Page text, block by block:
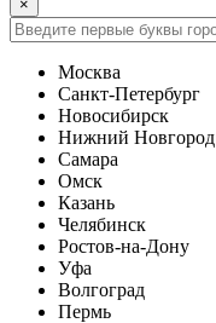
×
Москва
Санкт-Петербург
Новосибирск
Нижний Новгород
Самара
Омск
Казань
Челябинск
Ростов-на-Дону
Уфа
Волгоград
Пермь